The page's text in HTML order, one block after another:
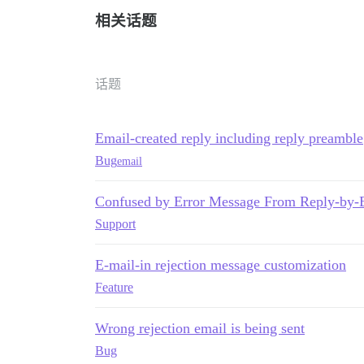
相关话题
话题
Email-created reply including reply preamble
Bugemail
Confused by Error Message From Reply-by-
Support
E-mail-in rejection message customization
Feature
Wrong rejection email is being sent
Bug